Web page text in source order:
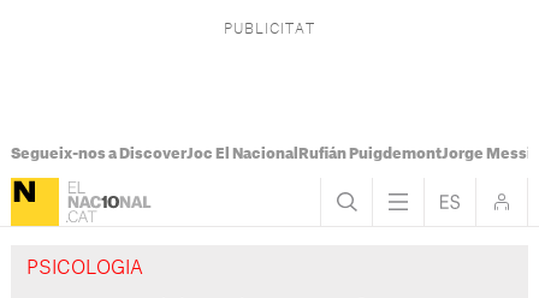
Segueix-nos a DiscoverJoc El Nacional Rufián PuigdemontJorge Messi
PSICOLOGIA